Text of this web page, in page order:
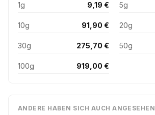
1g 9,19 € 5g
10g 91,90 € 20g
30g 275,70 € 50g
100g 919,00 €
ANDERE HABEN SICH AUCH ANGESEHEN